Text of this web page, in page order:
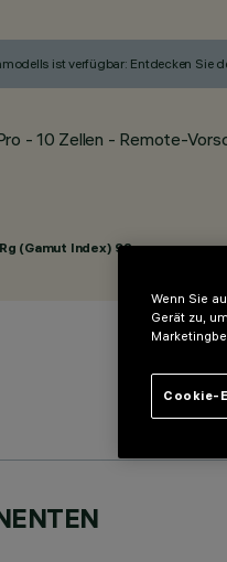
ist verfügbar: Entdecken Sie
- 10 Zellen - Remote-
(Gamut Index) 92
Wenn Sie
Gerät zu,
Cookie-